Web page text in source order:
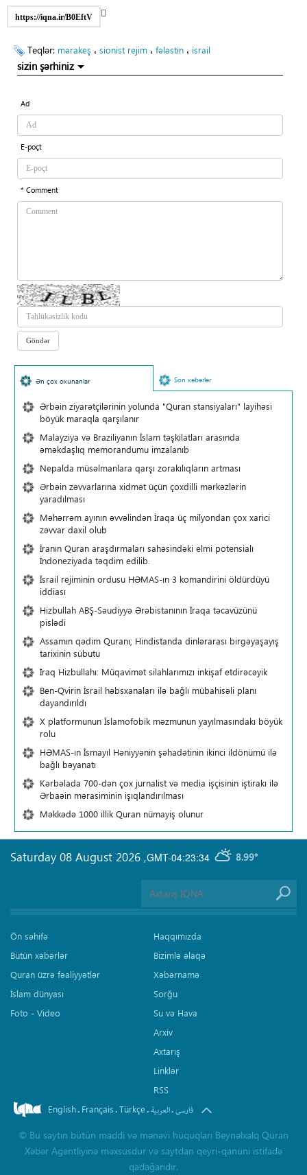
https://iqna.ir/B0EftV
Teqlər: mərakeş ، sionist rejim ، fələstin ، israil
sizin şərhiniz
Ad
E-poçt
* Comment
Ən çox oxunanlar Son xəbərlər
Ərbəin ziyarətçilərinin yolunda "Quran stansiyaları" layihəsi
böyük maraqla qarşılanır
Malayziya və Braziliyanın İslam təşkilatları arasında
əməkdaşlıq memorandumu imzalanıb
Nepalda müsəlmanlara qarşı zorakılıqların artması
Ərbəin zəvvarlarına xidmət üçün çoxdilli mərkəzlərin
yaradılması
Məhərrəm ayının əvvəlindən İraqa üç milyondan çox xarici
zəvvar daxil olub
İranın Quran araşdırmaları sahəsindəki elmi potensialı
İndoneziyada təqdim edilib.
İsrail rejiminin ordusu HƏMAS-ın 3 komandirini öldürdüyü
iddiası
Hizbullah ABŞ-Səudiyyə Ərəbistanının İraqa təcavüzünü
pislədi
Assamın qədim Quranı; Hindistanda dinlərarası birgəyaşayış
tarixinin sübutu
İraq Hizbullahı: Müqavimət silahlarımızı inkişaf etdirəcəyik
Ben-Qvirin İsrail həbsxanaları ilə bağlı mübahisəli planı
dayandırıldı
X platformunun İslamofobik məzmunun yayılmasındakı böyük
rolu
HƏMAS-ın İsmayıl Həniyyənin şəhadətinin ikinci ildönümü ilə
bağlı bəyanatı
Kərbəlada 700-dən çox jurnalist və media işçisinin iştirakı ilə
Ərbaəin mərasiminin işıqlandırılması
Məkkədə 1000 illik Quran nümayiş olunur
GMT-04:23:34 8.99°
Saturday 08 August 2026 ,
Ön səhifə
Bütün xəbərlər
Quran üzrə fəaliyyətlər
İslam dünyası
Foto - Video
Haqqımızda
Bizimlə əlaqə
Xəbərnamə
Sorğu
Su və Hava
Arxiv
Axtarış
Linklər
RSS
English. Français.Türkçe. العربیة.فارسی
© Bu saytın bütün maddi və mənəvi hüquqları Beynəlxalq Quran
Xəbər Agentliyinə məxsusdur və saytdan qeyri-qanuni istifadə
qadağandır.